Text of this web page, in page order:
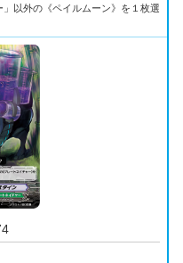
以外の《ペイルムーン》を１枚選